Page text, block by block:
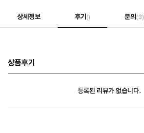
상세정보 후기() 문의(3)
상품후기
등록된 리뷰가 없습니다.